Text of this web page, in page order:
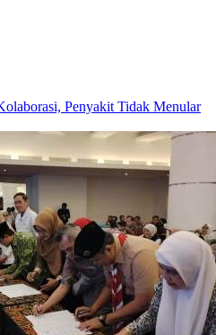
Penyakit Tidak Menular